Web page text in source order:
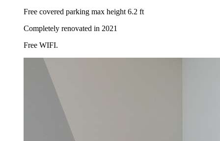
Free covered parking max height 6.2 ft
Completely renovated in 2021
Free WIFI.